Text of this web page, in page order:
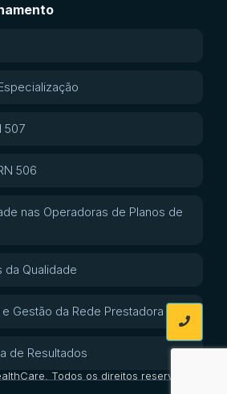
507
506
nas Operadoras de Planos de
da Qualidade
Gestão da Rede Prestadora
de Resultados
Todos os direitos reservados.